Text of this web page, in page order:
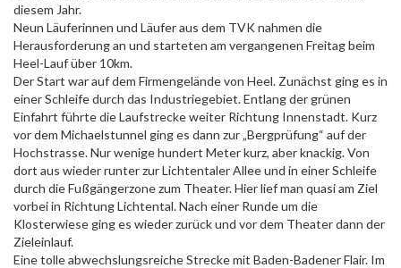
diesem Jahr.
Neun Läuferinnen und Läufer aus dem TVK nahmen die
Herausforderung an und starteten am vergangenen Freitag beim
Heel-Lauf über 10km.
Der Start war auf dem Firmengelände von Heel. Zunächst ging es in
einer Schleife durch das Industriegebiet. Entlang der grünen
Einfahrt führte die Laufstrecke weiter Richtung Innenstadt. Kurz
vor dem Michaelstunnel ging es dann zur „Bergprüfung“ auf der
Hochstrasse. Nur wenige hundert Meter kurz, aber knackig. Von
dort aus wieder runter zur Lichtentaler Allee und in einer Schleife
durch die Fußgängerzone zum Theater. Hier lief man quasi am Ziel
vorbei in Richtung Lichtental. Nach einer Runde um die
Klosterwiese ging es wieder zurück und vor dem Theater dann der
Zieleinlauf.
Eine tolle abwechslungsreiche Strecke mit Baden-Badener Flair. Im